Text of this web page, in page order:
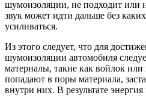
шумоизоляции, не подходит или
звук может идти дальше без
усиливаться.
Из этого следует, что для
шумоизоляции автомобиля
материалы, такие как войлок
попадают в поры материала,
внутри них. В результате